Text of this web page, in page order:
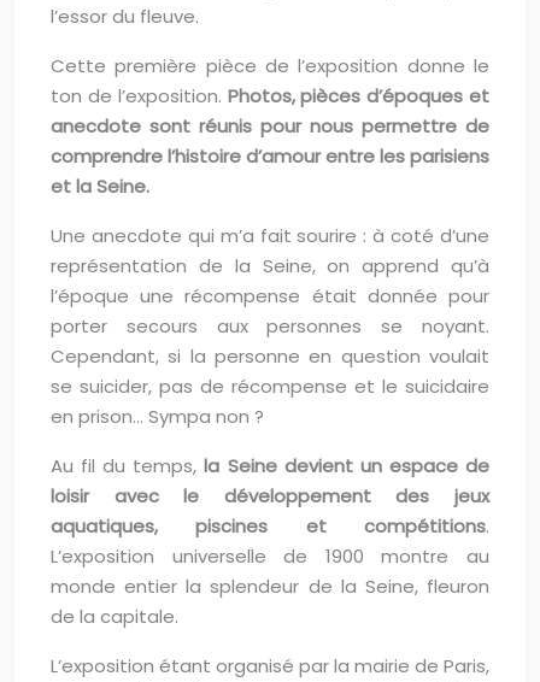
l’essor du fleuve.
Cette première pièce de l’exposition donne le
ton de l’exposition. Photos, pièces d’époques et
anecdote sont réunis pour nous permettre de
comprendre l’histoire d’amour entre les parisiens
et la Seine.
Une anecdote qui m’a fait sourire : à coté d’une
représentation de la Seine, on apprend qu’à
l’époque une récompense était donnée pour
porter secours aux personnes se noyant.
Cependant, si la personne en question voulait
se suicider, pas de récompense et le suicidaire
en prison… Sympa non ?
Au fil du temps,la Seine devient un espace de
loisir avec le développement des jeux
aquatiques, piscines et compétitions.
L’exposition universelle de 1900 montre au
monde entier la splendeur de la Seine, fleuron
de la capitale.
L’exposition étant organisé par la mairie de Paris,